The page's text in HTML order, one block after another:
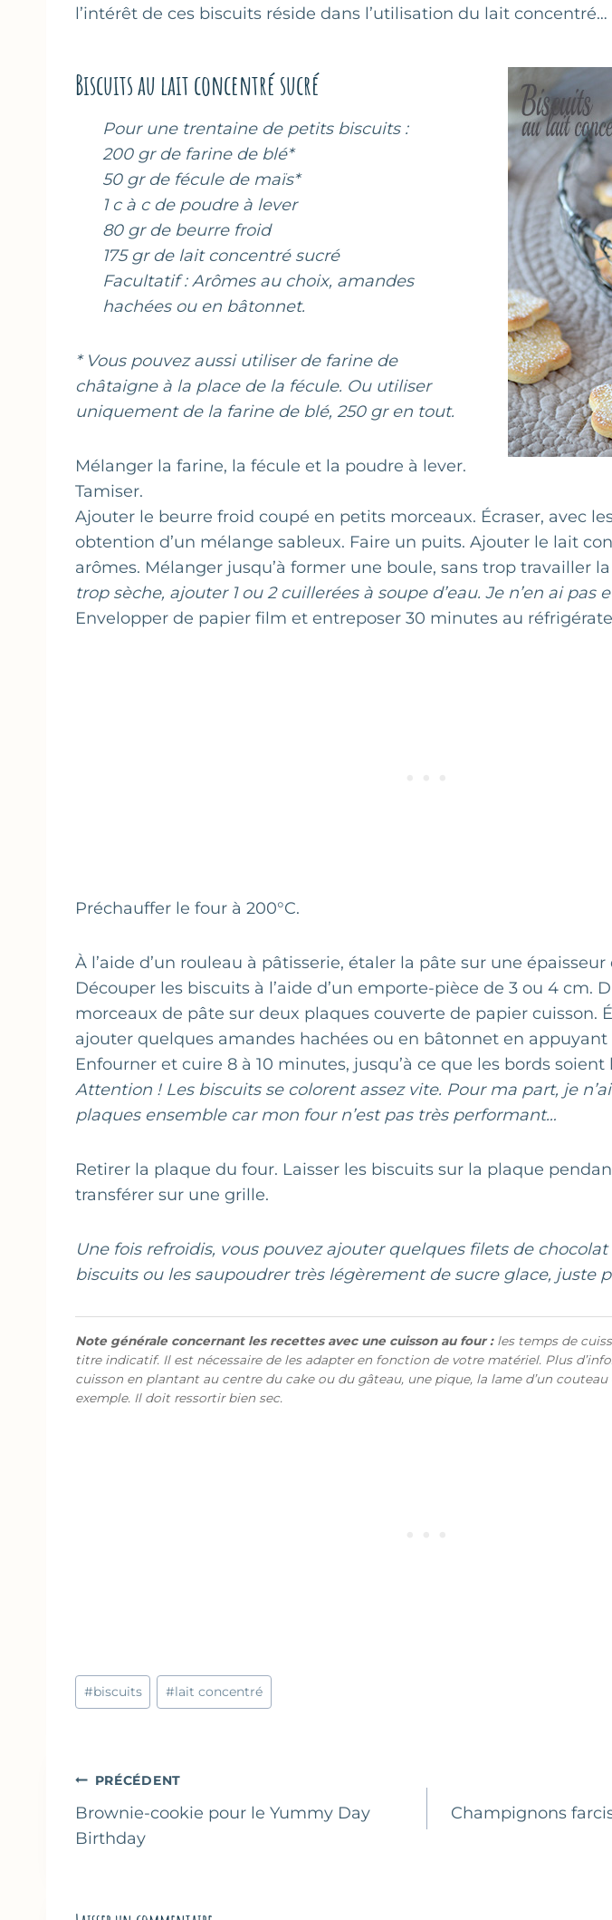
l’intérêt de ces biscuits réside dans l’utilisation du lait concentré…
Biscuits au lait concentré sucré
Pour une trentaine de petits biscuits :
200 gr de farine de blé*
50 gr de fécule de maïs*
1 c à c de poudre à lever
80 gr de beurre froid
175 gr de lait concentré sucré
Facultatif : Arômes au choix, amandes
hachées ou en bâtonnet.
* Vous pouvez aussi utiliser de farine de
châtaigne à la place de la fécule. Ou utiliser
uniquement de la farine de blé, 250 gr en tout.
Mélanger la farine, la fécule et la poudre à lever.
Tamiser.
Ajouter le beurre froid coupé en petits morceaux. Écraser, avec
obtention d’un mélange sableux. Faire un puits. Ajouter le lait
arômes. Mélanger jusqu’à former une boule, sans trop travailler
trop sèche, ajouter 1 ou 2 cuillerées à soupe d’eau. Je n’en ai pas
Envelopper de papier film et entreposer 30 minutes au
Préchauffer le four à 200°C.
À l’aide d’un rouleau à pâtisserie, étaler la pâte sur une
Découper les biscuits à l’aide d’un emporte-pièce de 3 ou 4 cm.
morceaux de pâte sur deux plaques couverte de papier cuisson.
ajouter quelques amandes hachées ou en bâtonnet en appuyant
Enfourner et cuire 8 à 10 minutes, jusqu’à ce que les bords
Attention ! Les biscuits se colorent assez vite. Pour ma part, je
plaques ensemble car mon four n’est pas très performant…
Retirer la plaque du four. Laisser les biscuits sur la plaque
transférer sur une grille.
Une fois refroidis, vous pouvez ajouter quelques filets de
biscuits ou les saupoudrer très légèrement de sucre glace, juste
Note générale concernant les recettes avec une cuisson au four :les temps de
titre indicatif. Il est nécessaire de les adapter en fonction de votre matériel. Plus
cuisson en plantant au centre du cake ou du gâteau, une pique, la lame d’un
exemple. Il doit ressortir bien sec.
Étiquettes
de
#biscuits #lait concentré
Navigation
de
l’article
PRÉCÉDENT
Brownie-cookie pour le Yummy Day
Birthday
Champignons